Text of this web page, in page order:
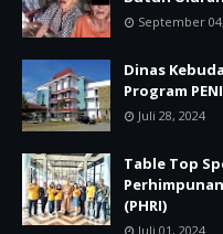
September
Dinas
Program
Juli 28, 2024
Table Top
(PHRI)
Juli 01, 2024